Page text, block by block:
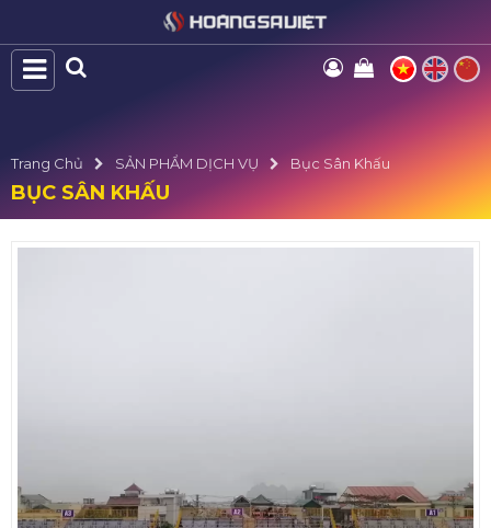
Trang Chủ SẢN PHẨM DỊCH VỤ Bục Sân Khấu
BỤC SÂN KHẤU